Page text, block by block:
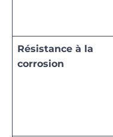
Résistance à la
corrosion